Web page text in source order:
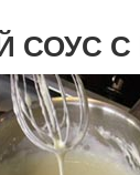
СОУС